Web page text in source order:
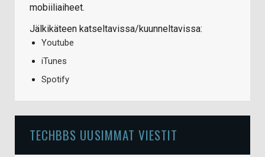
mobiiliaiheet.
Jälkikäteen katseltavissa/kuunneltavissa:
Youtube
iTunes
Spotify
TECHBBS UUSIMMAT VIESTIT